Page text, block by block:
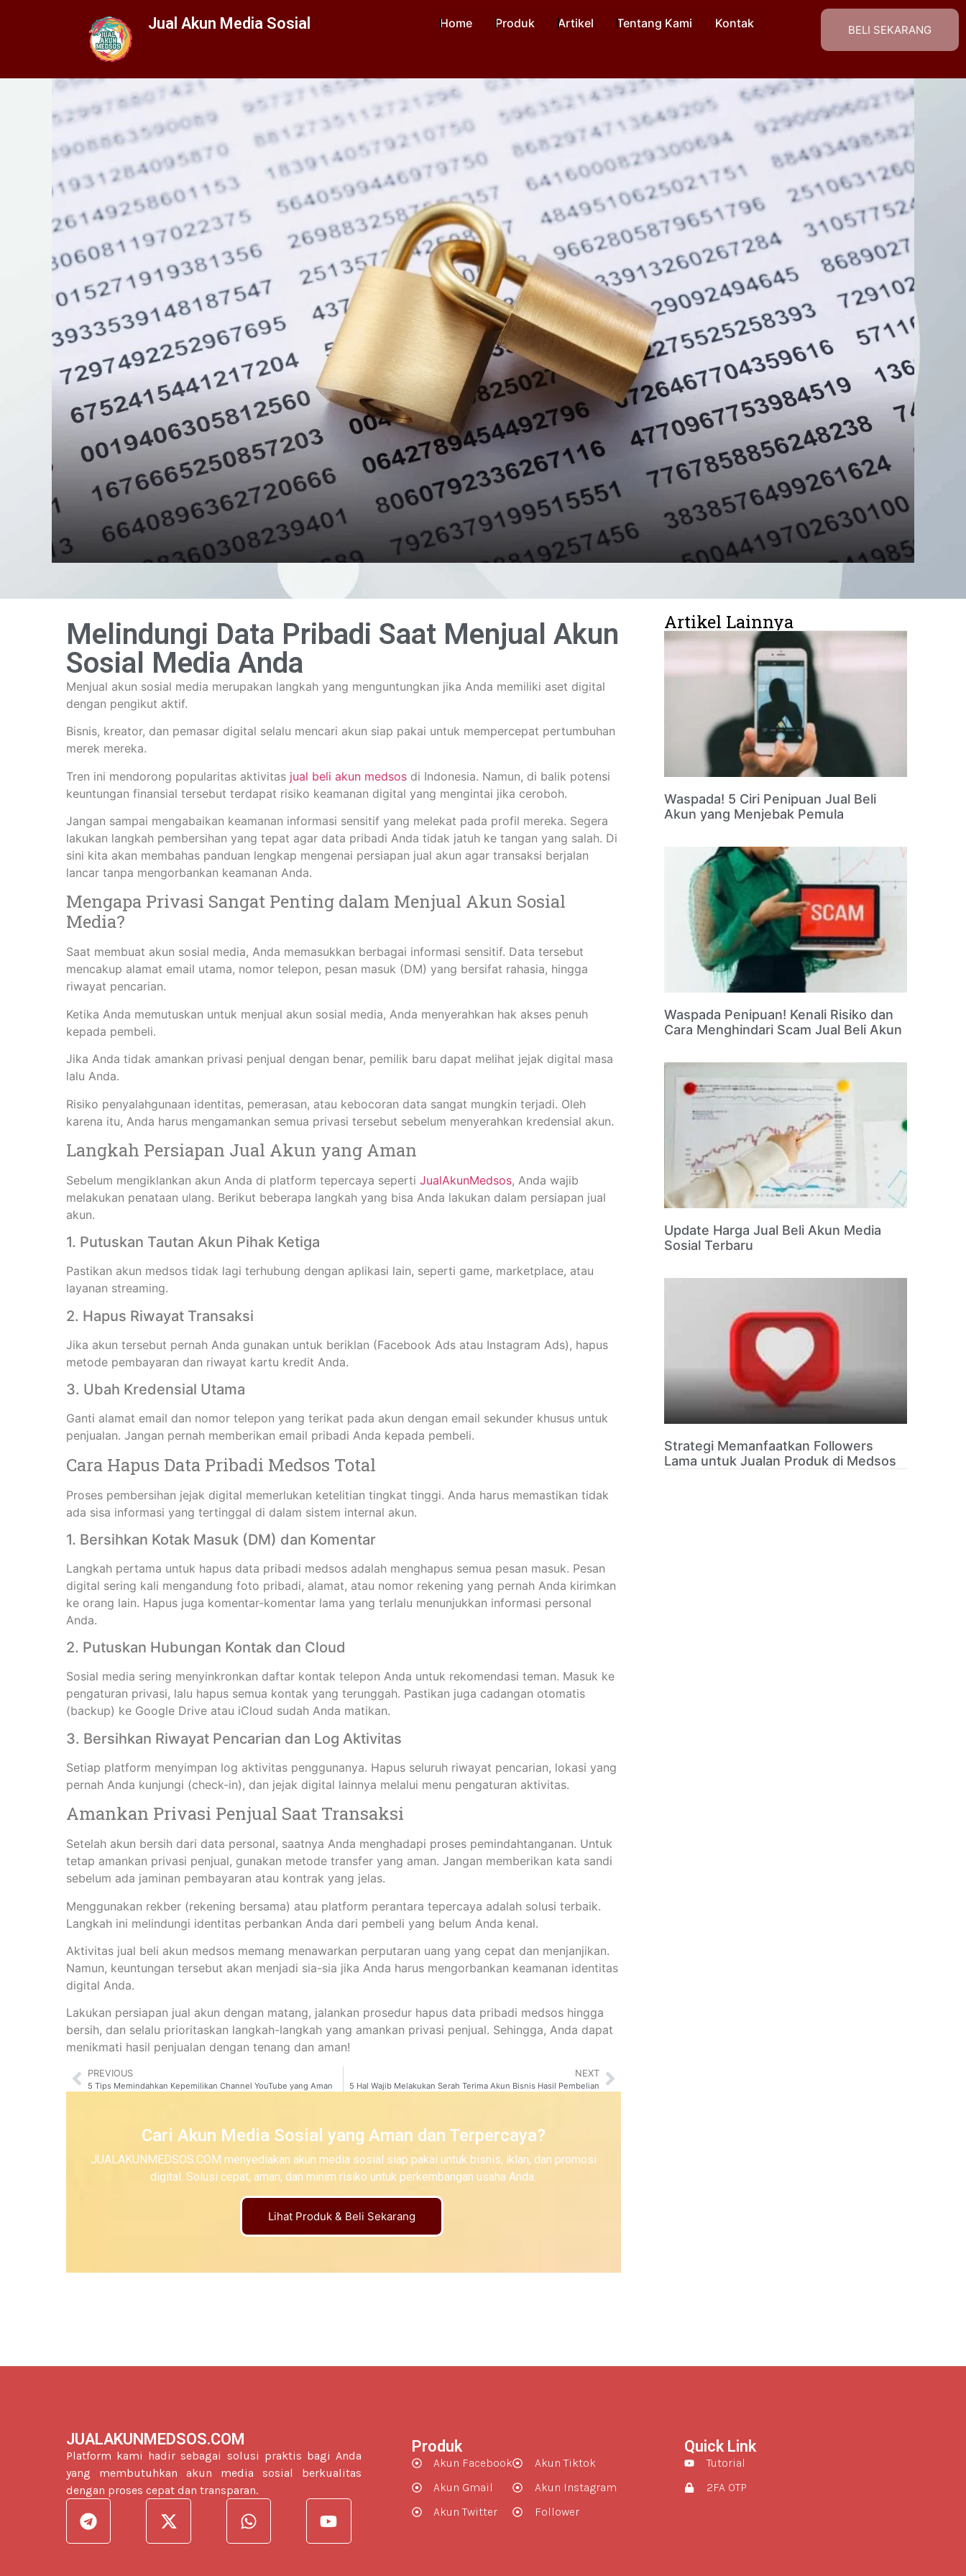
Jual Akun Media Sosial Home Produk Artikel Tentang Kami Kontak BELI SEKARANG
Melindungi Data Pribadi Saat Menjual Akun
Sosial Media Anda
Menjual akun sosial media merupakan langkah yang menguntungkan jika Anda memiliki aset digital
dengan pengikut aktif.
Bisnis, kreator, dan pemasar digital selalu mencari akun siap pakai untuk mempercepat pertumbuhan
merek mereka.
Tren ini mendorong popularitas aktivitas jual beli akun medsos di Indonesia. Namun, di balik potensi
keuntungan finansial tersebut terdapat risiko keamanan digital yang mengintai jika ceroboh.
Jangan sampai mengabaikan keamanan informasi sensitif yang melekat pada profil mereka. Segera
lakukan langkah pembersihan yang tepat agar data pribadi Anda tidak jatuh ke tangan yang salah. Di
sini kita akan membahas panduan lengkap mengenai persiapan jual akun agar transaksi berjalan
lancar tanpa mengorbankan keamanan Anda.
Mengapa Privasi Sangat Penting dalam Menjual Akun Sosial
Media?
Saat membuat akun sosial media, Anda memasukkan berbagai informasi sensitif. Data tersebut
mencakup alamat email utama, nomor telepon, pesan masuk (DM) yang bersifat rahasia, hingga
riwayat pencarian.
Ketika Anda memutuskan untuk menjual akun sosial media, Anda menyerahkan hak akses penuh
kepada pembeli.
Jika Anda tidak amankan privasi penjual dengan benar, pemilik baru dapat melihat jejak digital masa
lalu Anda.
Risiko penyalahgunaan identitas, pemerasan, atau kebocoran data sangat mungkin terjadi. Oleh
karena itu, Anda harus mengamankan semua privasi tersebut sebelum menyerahkan kredensial akun.
Langkah Persiapan Jual Akun yang Aman
Sebelum mengiklankan akun Anda di platform tepercaya seperti JualAkunMedsos, Anda wajib
melakukan penataan ulang. Berikut beberapa langkah yang bisa Anda lakukan dalam persiapan jual
akun.
1. Putuskan Tautan Akun Pihak Ketiga
Pastikan akun medsos tidak lagi terhubung dengan aplikasi lain, seperti game, marketplace, atau
layanan streaming.
2. Hapus Riwayat Transaksi
Jika akun tersebut pernah Anda gunakan untuk beriklan (Facebook Ads atau Instagram Ads), hapus
metode pembayaran dan riwayat kartu kredit Anda.
3. Ubah Kredensial Utama
Ganti alamat email dan nomor telepon yang terikat pada akun dengan email sekunder khusus untuk
penjualan. Jangan pernah memberikan email pribadi Anda kepada pembeli.
Cara Hapus Data Pribadi Medsos Total
Proses pembersihan jejak digital memerlukan ketelitian tingkat tinggi. Anda harus memastikan tidak
ada sisa informasi yang tertinggal di dalam sistem internal akun.
1. Bersihkan Kotak Masuk (DM) dan Komentar
Langkah pertama untuk hapus data pribadi medsos adalah menghapus semua pesan masuk. Pesan
digital sering kali mengandung foto pribadi, alamat, atau nomor rekening yang pernah Anda kirimkan
ke orang lain. Hapus juga komentar-komentar lama yang terlalu menunjukkan informasi personal
Anda.
2. Putuskan Hubungan Kontak dan Cloud
Sosial media sering menyinkronkan daftar kontak telepon Anda untuk rekomendasi teman. Masuk ke
pengaturan privasi, lalu hapus semua kontak yang terunggah. Pastikan juga cadangan otomatis
(backup) ke Google Drive atau iCloud sudah Anda matikan.
3. Bersihkan Riwayat Pencarian dan Log Aktivitas
Setiap platform menyimpan log aktivitas penggunanya. Hapus seluruh riwayat pencarian, lokasi yang
pernah Anda kunjungi (check-in), dan jejak digital lainnya melalui menu pengaturan aktivitas.
Amankan Privasi Penjual Saat Transaksi
Setelah akun bersih dari data personal, saatnya Anda menghadapi proses pemindahtanganan. Untuk
tetap amankan privasi penjual, gunakan metode transfer yang aman. Jangan memberikan kata sandi
sebelum ada jaminan pembayaran atau kontrak yang jelas.
Menggunakan rekber (rekening bersama) atau platform perantara tepercaya adalah solusi terbaik.
Langkah ini melindungi identitas perbankan Anda dari pembeli yang belum Anda kenal.
Aktivitas jual beli akun medsos memang menawarkan perputaran uang yang cepat dan menjanjikan.
Namun, keuntungan tersebut akan menjadi sia-sia jika Anda harus mengorbankan keamanan identitas
digital Anda.
Lakukan persiapan jual akun dengan matang, jalankan prosedur hapus data pribadi medsos hingga
bersih, dan selalu prioritaskan langkah-langkah yang amankan privasi penjual. Sehingga, Anda dapat
menikmati hasil penjualan dengan tenang dan aman!
PREVIOUS
5 Tips Memindahkan Kepemilikan Channel YouTube yang Aman
NEXT
5 Hal Wajib Melakukan Serah Terima Akun Bisnis Hasil Pembelian
Cari Akun Media Sosial yang Aman dan Terpercaya?
JUALAKUNMEDSOS.COM menyediakan akun media sosial siap pakai untuk bisnis, iklan, dan promosi
digital. Solusi cepat, aman, dan minim risiko untuk perkembangan usaha Anda.
Lihat Produk & Beli Sekarang
Artikel Lainnya
Waspada! 5 Ciri Penipuan Jual Beli
Akun yang Menjebak Pemula
Waspada Penipuan! Kenali Risiko dan
Cara Menghindari Scam Jual Beli Akun
Update Harga Jual Beli Akun Media
Sosial Terbaru
Strategi Memanfaatkan Followers
Lama untuk Jualan Produk di Medsos
JUALAKUNMEDSOS.COM
Platform kami hadir sebagai solusi praktis bagi Anda
yang membutuhkan akun media sosial berkualitas
dengan proses cepat dan transparan.
Produk
Akun Facebook
Akun Gmail
Akun Twitter
Akun Tiktok
Akun Instagram
Follower
Quick Link
Tutorial
2FA OTP